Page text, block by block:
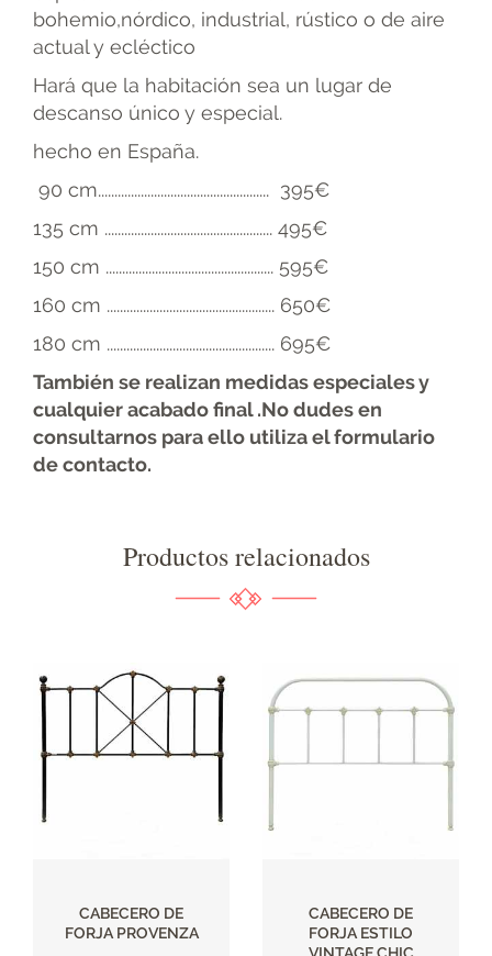
bohemio,nórdico, industrial, rústico o de aire
actual y ecléctico
Hará que la habitación sea un lugar de
descanso único y especial.
hecho en España.
90 cm.................................................... 395€
135 cm ................................................... 495€
150 cm ................................................... 595€
160 cm ................................................... 650€
180 cm ................................................... 695€
También se realizan medidas especiales y
cualquier acabado final .No dudes en
consultarnos para ello utiliza el formulario
de contacto.
Productos relacionados
CABECERO DE
FORJA PROVENZA
CABECERO DE
FORJA ESTILO